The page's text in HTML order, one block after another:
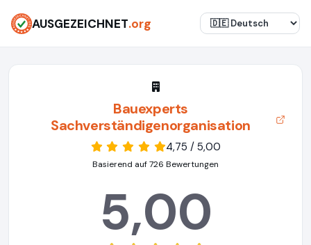
AUSGEZEICHNET.org
Bauexperts
Sachverständigenorganisation
4,75 / 5,00
Basierend auf 726 Bewertungen
5,00